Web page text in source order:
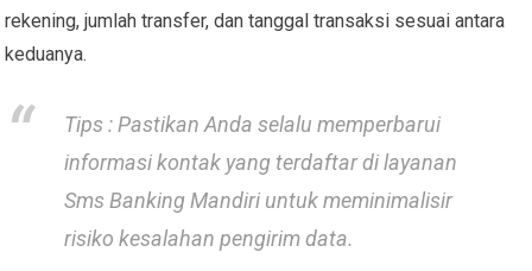
rekening, jumlah transfer, dan tanggal transaksi sesuai antara
keduanya.
Tips: Pastikan Anda selalu memperbarui
informasi kontak yang terdaftar di layanan
Sms Banking Mandiri untuk meminimalisir
risiko kesalahan pengirim data.